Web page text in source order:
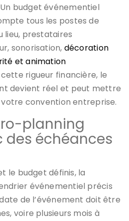
budget événementiel
tous les postes de
lieu, prestataires
sonorisation, décoration
et animation
cette rigueur financière, le
devient réel et peut mettre
convention entreprise.
planning
des échéances
le budget définis, la
événementiel précis
de l’événement doit être
voire plusieurs mois à